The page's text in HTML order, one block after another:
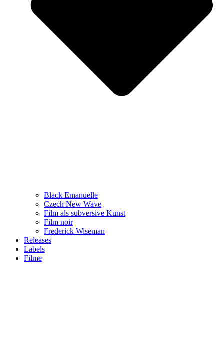
Black Emanuelle
Czech New Wave
Film als subversive Kunst
Film noir
Frederick Wiseman
Releases
Labels
Filme